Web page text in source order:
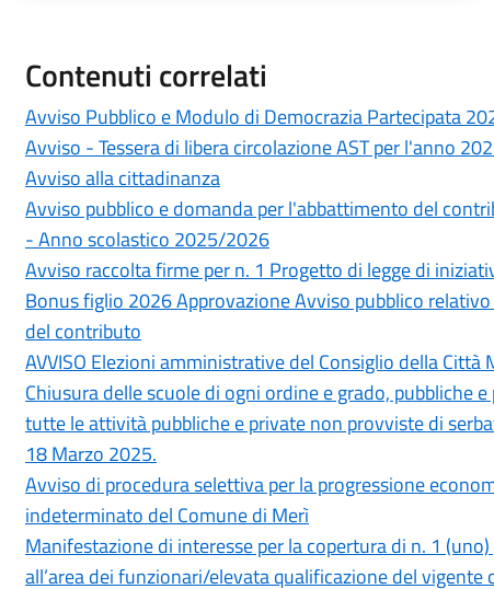
Contenuti correlati
Avviso Pubblico e Modulo di Democrazia Partecipata
Avviso - Tessera di libera circolazione AST per l'anno
Avviso alla cittadinanza
Avviso pubblico e domanda per l'abbattimento del
- Anno scolastico 2025/2026
Avviso raccolta firme per n. 1 Progetto di legge di
Bonus figlio 2026 Approvazione Avviso pubblico
del contributo
AVVISO Elezioni amministrative del Consiglio della
Chiusura delle scuole di ogni ordine e grado, pubbliche
tutte le attività pubbliche e private non provviste di
18 Marzo 2025.
Avviso di procedura selettiva per la progressione
indeterminato del Comune di Merì
Manifestazione di interesse per la copertura di n. 1
all’area dei funzionari/elevata qualificazione del vigente